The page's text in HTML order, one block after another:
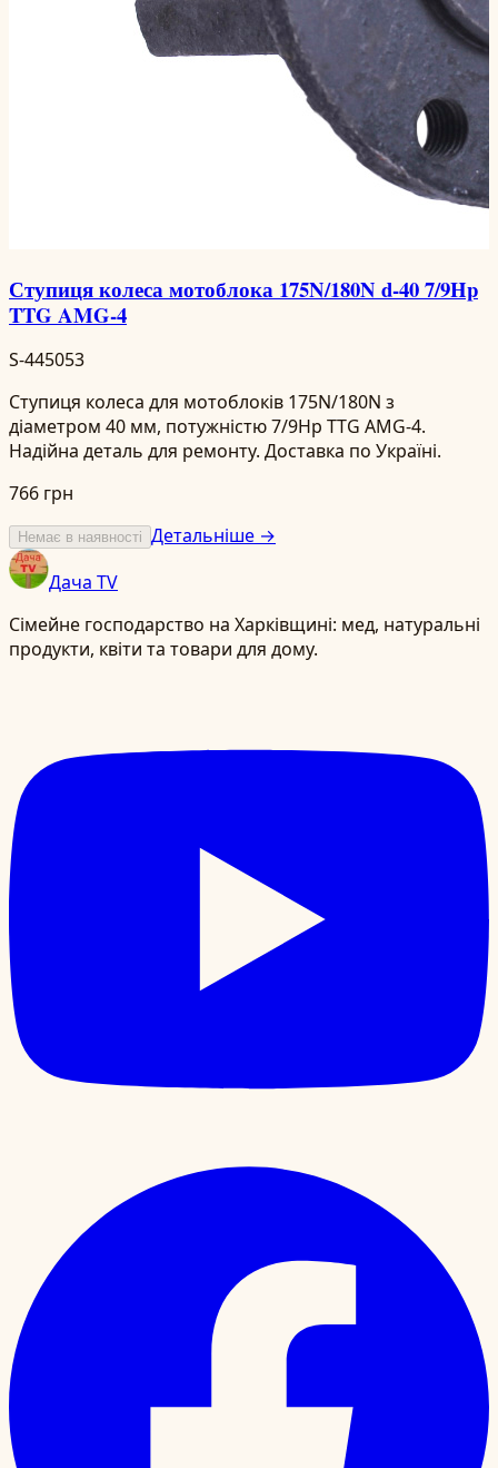
Ступиця колеса мотоблока 175N/180N d-40 7/9Hp
TTG AMG-4
S-445053
Ступиця колеса для мотоблоків 175N/180N з
діаметром 40 мм, потужністю 7/9Hp TTG AMG-4.
Надійна деталь для ремонту. Доставка по Україні.
766 грн
Немає в наявності Детальніше →
Дача TV
Сімейне господарство на Харківщині: мед, натуральні
продукти, квіти та товари для дому.